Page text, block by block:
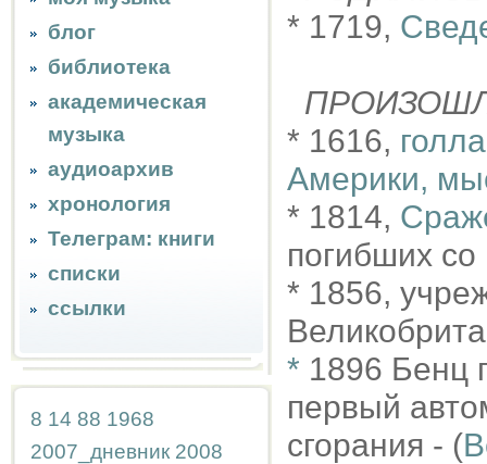
блог
библиотека
академическая
музыка
аудиоархив
хронология
Телеграм: книги
списки
ссылки
8 14 88 1968
2007_дневник 2008
* 1719,
* 1616,
Америки,
* 1814,
погибших со
* 1856,
* 1896 Бенц
первый
сгорания - (